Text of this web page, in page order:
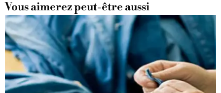
Vous aimerez peut-être aussi